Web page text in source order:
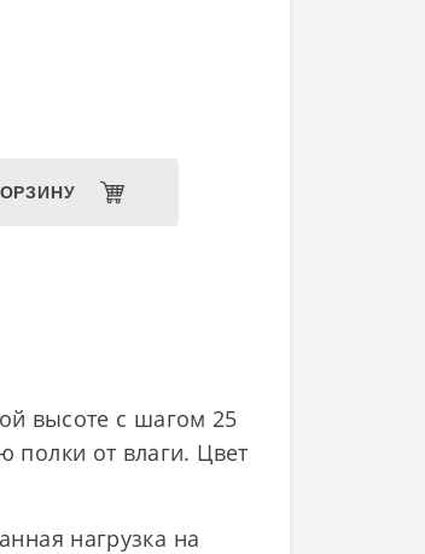
высоте с шагом 25
от влаги. Цвет
нагрузка на